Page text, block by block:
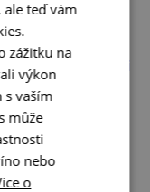
dobrého
sklepy vinaři
program
chystají pro
letních nocí
sklepy
akce je u
ale teď vám
zážitku na
výkon
s vaším
může
nebo
o